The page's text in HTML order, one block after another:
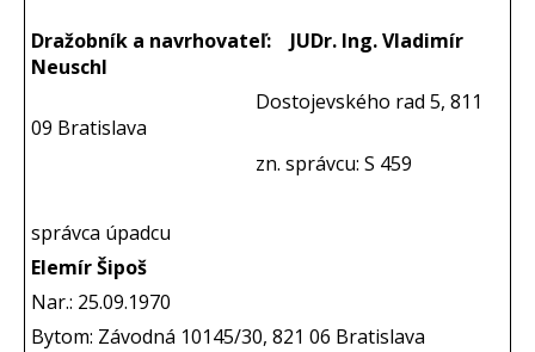
Dražobník a navrhovateľ: JUDr. Ing. Vladimír
Neuschl
Dostojevského rad 5, 811
09 Bratislava
zn. správcu: S 459
správca úpadcu
Elemír Šipoš
Nar.: 25.09.1970
Bytom: Závodná 10145/30, 821 06 Bratislava